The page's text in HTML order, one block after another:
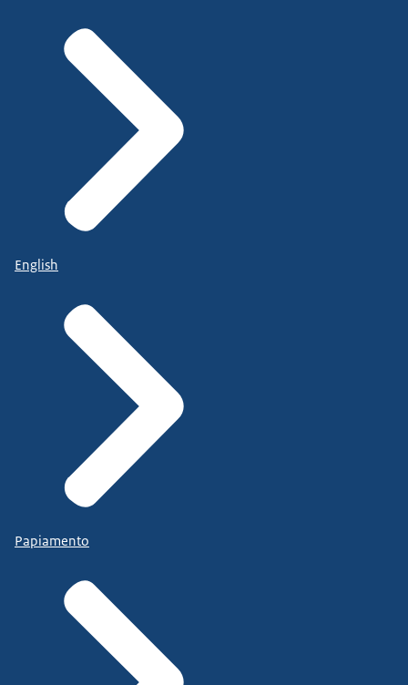
English
Papiamento